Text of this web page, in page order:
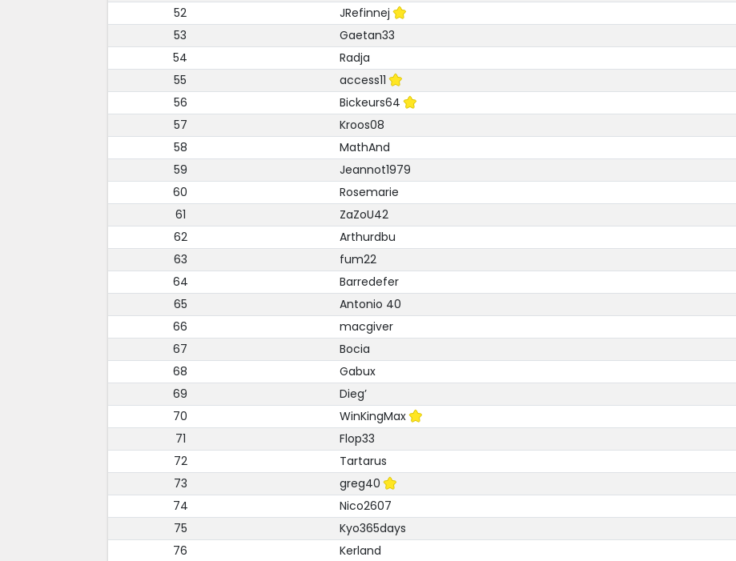
52
JRefinnej
53
Gaetan33
54
Radja
55
access11
56
Bickeurs64
57
Kroos08
58
MathAnd
59
Jeannot1979
60
Rosemarie
61
ZaZoU42
62
Arthurdbu
63
fum22
64
Barredefer
65
Antonio 40
66
macgiver
67
Bocia
68
Gabux
69
Dieg’
70
WinKingMax
71
Flop33
72
Tartarus
73
greg40
74
Nico2607
75
Kyo365days
76
Kerland